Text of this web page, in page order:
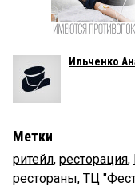
Ильченко
Метки
ритейл, ресторация,
рестораны, ТЦ